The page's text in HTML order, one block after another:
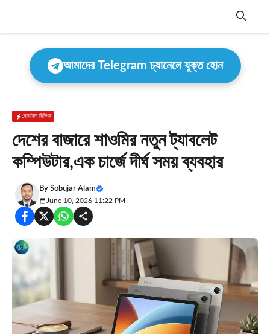
Menu
আমাদের Telegram চ্যানেলে যুক্ত হোন
মোবাইল রিভিউ
দেশের বাজারে শাওমির নতুন ট্যাবলেট
কম্পিউটার,এক চার্জে দীর্ঘ সময় ব্যবহার
By Sobujar Alam
June 10, 2026 11:22 PM